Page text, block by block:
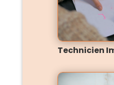
Technicien